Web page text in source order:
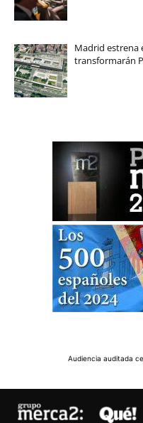
Madrid estrena
transformarán
Audiencia auditada